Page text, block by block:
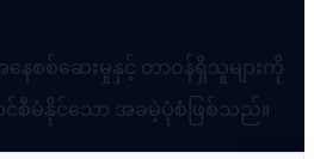
ေစစ်ဆေးမှုနှင့် တာဝန်ရှိသူများကို
စီမံနိုင်သော အခမဲ့ပုံစံဖြစ်သည်။